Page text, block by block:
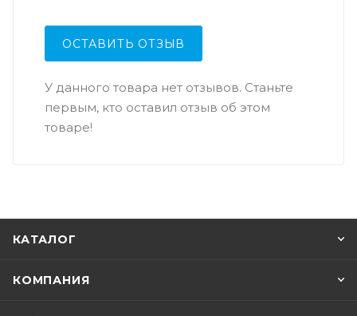
ОСТАВИТЬ ОТЗЫВ
У данного товара нет отзывов. Станьте
первым, кто оставил отзыв об этом
товаре!
КАТАЛОГ
КОМПАНИЯ